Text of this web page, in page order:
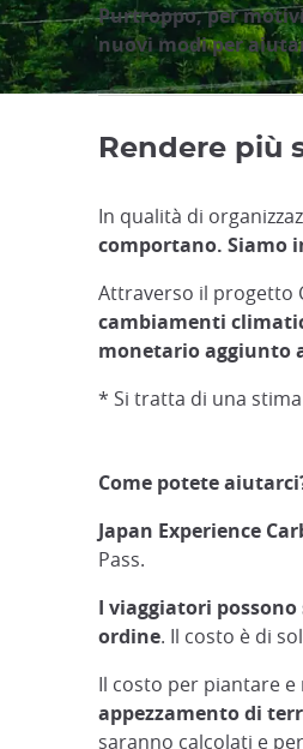
Purtroppo, per
nuovi modi per
Rendere più
In qualità di
comportano. Siamo
Attraverso il progetto
cambiamenti
monetario aggiunto
* Si tratta di una
Come potete
Japan Experience
Pass.
I viaggiatori
ordine. Il costo è di
Il costo per piantare
appezzamento di
saranno calcolati e